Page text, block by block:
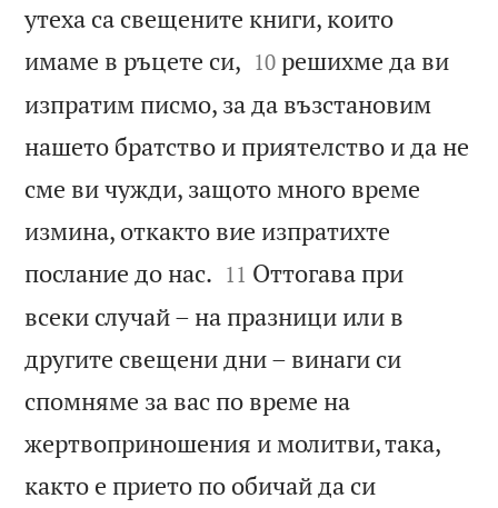
утеха са свещените книги, които
имаме в ръцете си, 

10 решихме да ви
изпратим писмо, за да възстановим
нашето братство и приятелство и да не
сме ви чужди, защото много време
измина, откакто вие изпратихте
послание до нас. 

11 Оттогава при
всеки случай – на празници или в
другите свещени дни – винаги си
спомняме за вас по време на
жертвоприношения и молитви, така,
както е прието по обичай да си